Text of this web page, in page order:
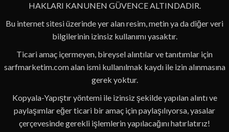
HAKLARI KANUNEN GÜVENCE ALTINDADIR.
Bu internet sitesi üzerinde yer alan resim, metin ya da diğer veri
bilgilerinin izinsiz kullanımı yasaktır.
Ticari amaç içermeyen, bireysel alıntılar ve tanıtımlar için
sarfmarketim.com alan ismi kullanılmak kaydı ile izin alınmasına
gerek yoktur.
Kopyala-Yapıştır yöntemi ile izinsiz şekilde yapılan alıntı ve
paylaşımlar eğer ticari bir amaç için paylaşılıyorsa, yasalar
çerçevesinde gerekli işlemlerin yapılacağını hatırlatırız!